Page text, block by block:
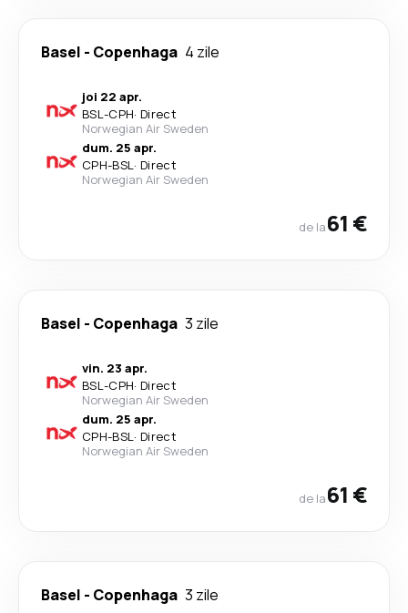
Basel - Copenhaga 4 zile
joi 22 apr.
BSL-CPH· Direct
Norwegian Air Sweden
dum. 25 apr.
CPH-BSL· Direct
Norwegian Air Sweden
de la61 €
Basel - Copenhaga 3 zile
vin. 23 apr.
BSL-CPH· Direct
Norwegian Air Sweden
dum. 25 apr.
CPH-BSL· Direct
Norwegian Air Sweden
de la61 €
Basel - Copenhaga 3 zile